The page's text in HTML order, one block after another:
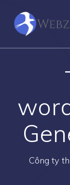
Công ty